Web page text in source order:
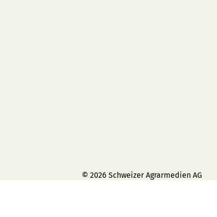
© 2026 Schweizer Agrarmedien AG